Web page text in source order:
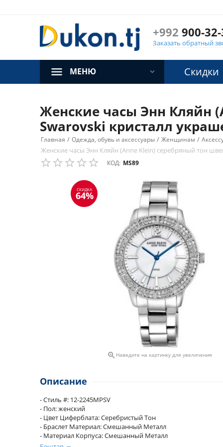
+992 900-
Заказать обратный
МЕНЮ Скидки
Женские часы Энн Кляйн
Swarovski кристалл
Главная / Одежда, обувь и аксессуары / Женщинам /
Женские часы Энн Кляйн (Anne Klein) серебряный тон
КОД: MS89
СКИДКА
64%
 Наведите на картинку для увеличения
Описание
- Стиль #: 12-2245MPSV
- Пол: женский
- Цвет Циферблата: Серебристый Тон
- Браслет Материал: Смешанный Металл
- Материал Корпуса: Смешанный Металл
- Движение: Швейцарское Движение